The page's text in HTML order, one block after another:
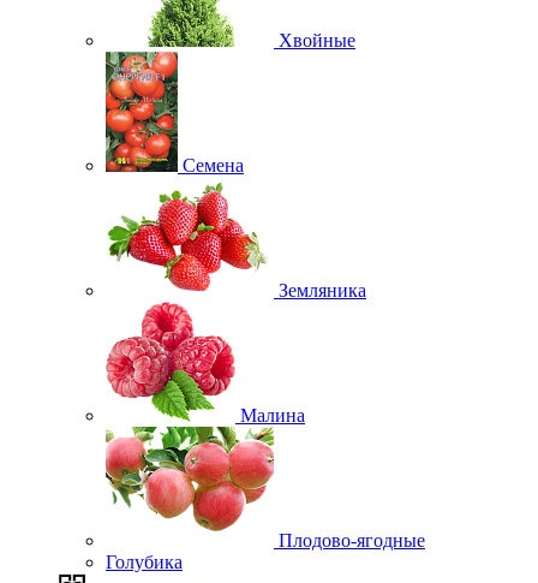
Хвойные
Семена
Земляника
Малина
Плодово-ягодные
Голубика